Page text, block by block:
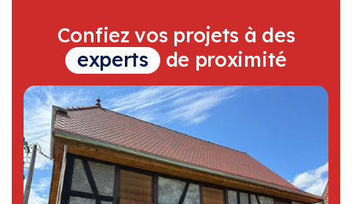
Confiez vos projets à des
experts de proximité